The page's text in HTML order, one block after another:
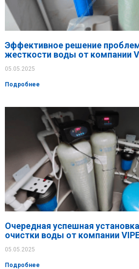
Эффективное решение
жесткости воды от компании
05.05.2025
Подробнее
Очередная успешная
очистки воды от компании
05.05.2025
Подробнее